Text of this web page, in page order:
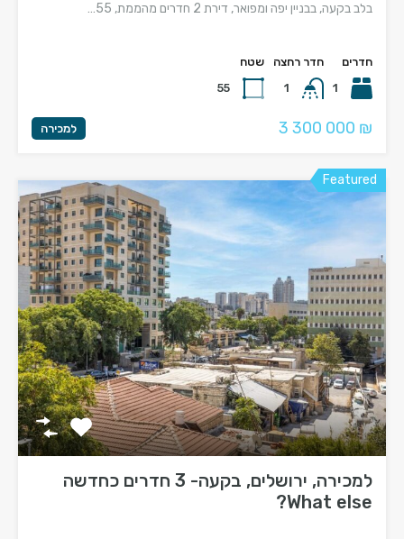
בלב בקעה, בבניין יפה ומפואר, דירת 2 חדרים מהממת, 55…
חדרים
1
חדר רחצה
1
שטח
55
למכירה 3 300 000 ₪
Featured
למכירה, ירושלים, בקעה- 3 חדרים כחדשה
What else?